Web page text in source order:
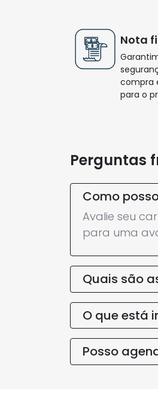
Nota
compra
para o
Perguntas
Como
Avalie seu
para uma
Quais são
O que está
Posso